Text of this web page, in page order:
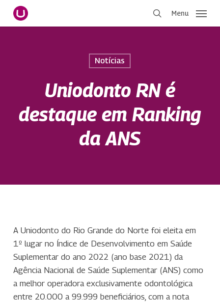
Pular
para
Menu
Notícias
Uniodonto RN é
destaque em Ranking
da ANS
A Uniodonto do Rio Grande do Norte foi eleita em
1º lugar no Índice de Desenvolvimento em Saúde
Suplementar do ano 2022 (ano base 2021) da
Agência Nacional de Saúde Suplementar (ANS) como
a melhor operadora exclusivamente odontológica
entre 20.000 a 99.999 beneficiários, com a nota